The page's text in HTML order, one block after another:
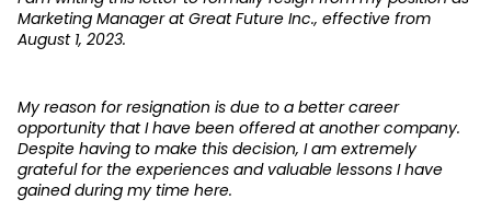
Marketing Manager at Great Future Inc., effective from
August 1, 2023.
My reason for resignation is due to a better career
opportunity that I have been offered at another company.
Despite having to make this decision, I am extremely
grateful for the experiences and valuable lessons I have
gained during my time here.